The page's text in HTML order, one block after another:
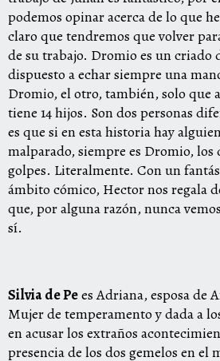
podemos opinar acerca de lo que
claro que tendremos que volver
de su trabajo. Dromio es un criado
dispuesto a echar siempre una
Dromio, el otro, también, solo que
tiene 14 hijos. Son dos personas
es que si en esta historia hay
malparado, siempre es Dromio, los
golpes. Literalmente. Con un
ámbito cómico, Hector nos regala
que, por alguna razón, nunca
sí.
Silvia de Pees Adriana, esposa de
Mujer de temperamento y dada a
en acusar los extraños
presencia de los dos gemelos en el